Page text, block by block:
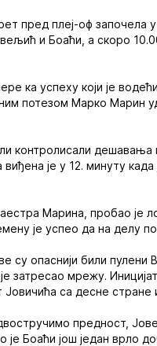
пред плеј-оф започела
и Боаћи, а скоро
ка успеху који је
потезом Марко Марин
контролисали дешавања
виђена је у 12. минуту
Марина, пробао је
је успео да на делу
су опаснији били
затресао мрежу.
са десне стране
предност,
је Боаћи још један врло